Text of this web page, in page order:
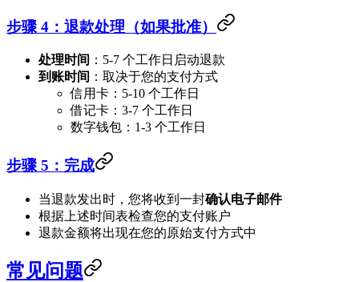
步骤 4：退款处理（如果批准）
处理时间 ：5-7 个工作日启动退款
到账时间 ：取决于您的支付方式
信用卡：5-10 个工作日
借记卡：3-7 个工作日
数字钱包：1-3 个工作日
步骤 5：完成
当退款发出时，您将收到一封确认电子邮件
根据上述时间表检查您的支付账户
退款金额将出现在您的原始支付方式中
常见问题